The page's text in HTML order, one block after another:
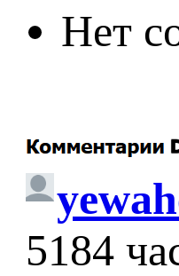
Нет
5184